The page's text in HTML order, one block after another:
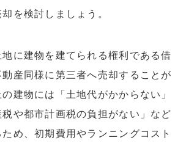
を検討しましょう。
に建物を建てられる権利である借
産同様に第三者へ売却することが
建物には「土地代がかからない」
税や都市計画税の負担がない」など
め、初期費用やランニングコスト